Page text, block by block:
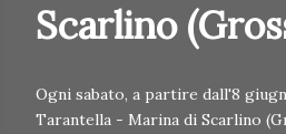
Scarlino
Ogni sabato, a partire dall'8
Tarantella - Marina di Scarlino